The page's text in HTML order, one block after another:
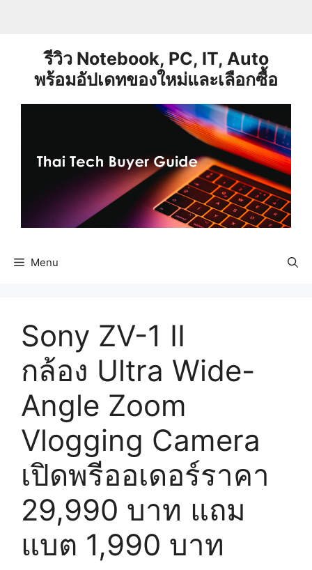
รีวิว Notebook, PC, IT, Auto
พร้อมอัปเดทของใหม่และเลือกซื้อ
Menu
Sony ZV-1 II
กล้อง Ultra Wide-
Angle Zoom
Vlogging Camera
เปิดพรีออเดอร์ราคา
29,990 บาท แถม
แบต 1,990 บาท